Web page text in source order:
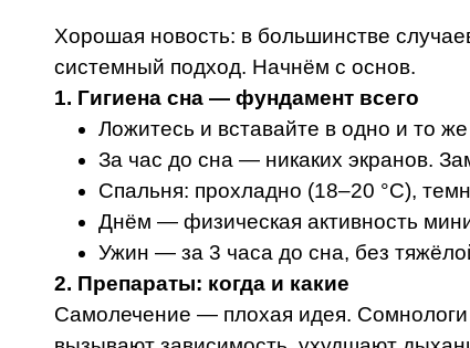
Хорошая новость: в большинстве
системный подход. Начнём с основ.
1. Гигиена сна — фундамент всего
Ложитесь и вставайте в одно и то
За час до сна — никаких экранов.
Спальня: прохладно (18–20 °C),
Днём — физическая активность
Ужин — за 3 часа до сна, без
2. Препараты: когда и какие
Самолечение — плохая идея.